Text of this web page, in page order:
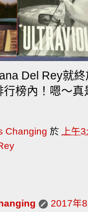
Del Rey就
榜內！嗯～
Changing 於
上午
2017年